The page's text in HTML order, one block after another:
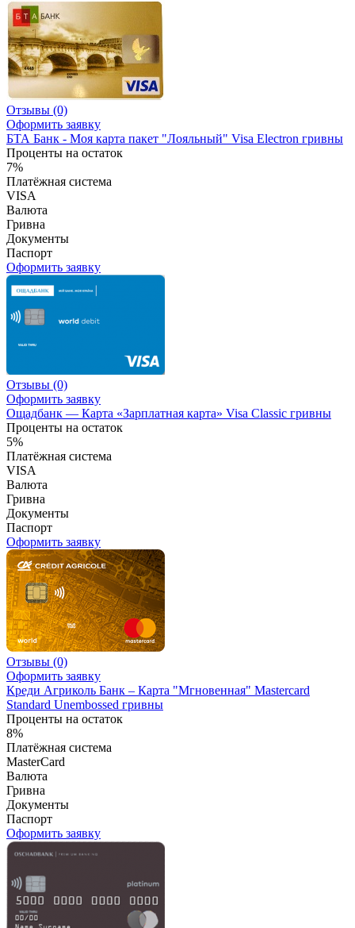
Отзывы (0)
Оформить заявку
БТА Банк - Моя карта пакет "Лояльный" Visa Electron гривны
Проценты на остаток
7%
Платёжная система
VISA
Валюта
Гривна
Документы
Паспорт
Оформить заявку
Отзывы (0)
Оформить заявку
Ощадбанк — Карта «Зарплатная карта» Visa Classic гривны
Проценты на остаток
5%
Платёжная система
VISA
Валюта
Гривна
Документы
Паспорт
Оформить заявку
Отзывы (0)
Оформить заявку
Креди Агриколь Банк – Карта "Мгновенная" Masterсard
Standard Unembossed гривны
Проценты на остаток
8%
Платёжная система
MasterCard
Валюта
Гривна
Документы
Паспорт
Оформить заявку